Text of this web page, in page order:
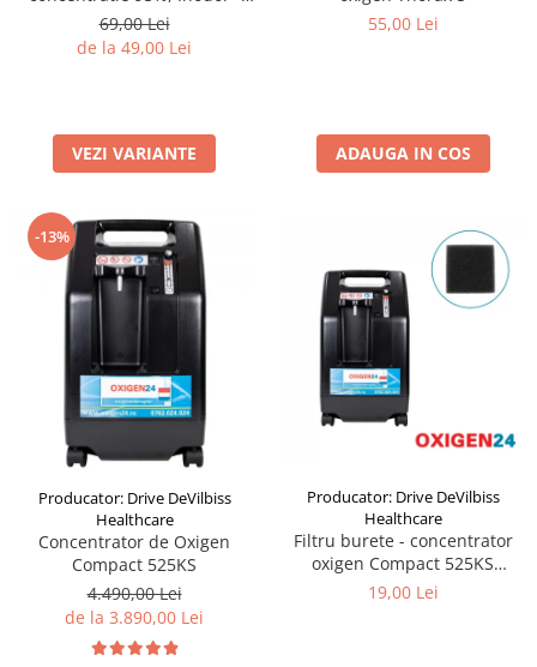
Boost Oxygen
69,00 Lei
de la 49,00 Lei
VEZI VARIANTE
55,00 Lei
ADAUGA IN COS
-13%
Producator: Drive DeVilbiss
Healthcare
Concentrator de Oxigen
Compact 525KS
4.490,00 Lei
de la 3.890,00 Lei
Producator: Drive DeVilbiss
Healthcare
Filtru burete - concentrator
oxigen Compact 525KS
DeVilbiss
19,00 Lei